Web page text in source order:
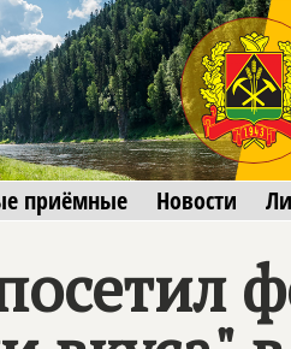
приёмные Новости